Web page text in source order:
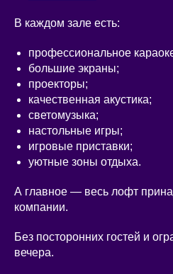
В каждом зале есть:
профессиональное
большие экраны;
проекторы;
качественная акустика;
светомузыка;
настольные игры;
игровые приставки;
уютные зоны отдыха.
А главное — весь лофт
компании.
Без посторонних гостей и
вечера.